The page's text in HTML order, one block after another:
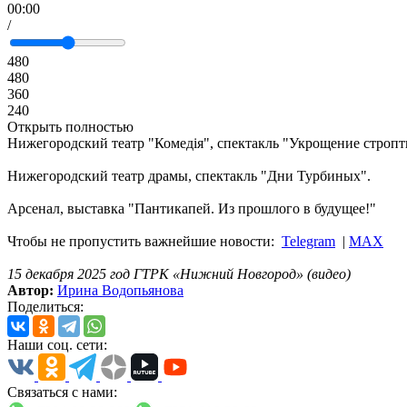
00:00
/
480
480
360
240
Открыть полностью
Нижегородский театр "Комедiя", спектакль "Укрощение
Нижегородский театр драмы, спектакль "Дни Турбиных".
Арсенал, выставка "Пантикапей. Из прошлого в будущее!"
Чтобы не пропустить важнейшие новости: Telegram | MAX
15 декабря 2025 год ГТРК «Нижний Новгород» (видео)
Автор: Ирина Водопьянова
Поделиться:
Наши соц. сети:
Связаться с нами: